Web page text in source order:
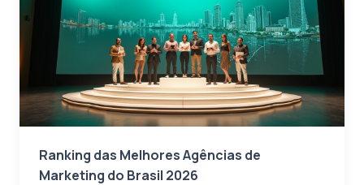
Ranking das Melhores Agências de
Marketing do Brasil 2026